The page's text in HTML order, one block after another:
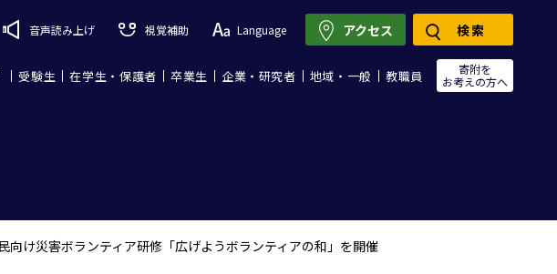
音声読み上げ 視覚補助 Language
受験生 在学生・保護者 卒業生 企業・研究者 地域・一般 教職員
寄附を
お考えの方へ
アクセス 検索
向け災害ボランティア研修「広げようボランティアの和」を開催